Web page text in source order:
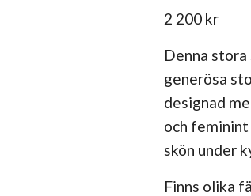
2 200 kr
Denna
generösa
designad
och
skön under
Finns olika